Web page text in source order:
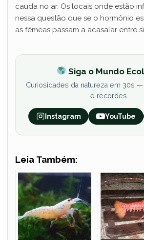
cauda no ar. Os locais onde estão
nessa questão que se o hormônio
as fêmeas passam a acasalar entre
Siga o Mundo
Curiosidades da natureza em 30s
e recordes.
Instagram YouTube
Leia Também: